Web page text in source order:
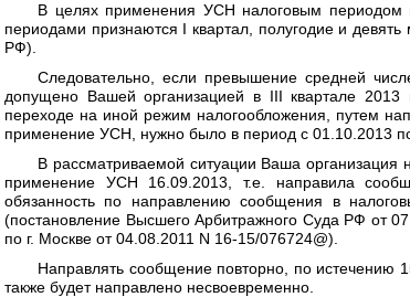
В целях применения УСН налоговым периодом
периодами признаются I квартал, полугодие и девять
РФ).
Следовательно, если превышение средней
допущено Вашей организацией в III квартале
переходе на иной режим налогообложения, путем
применение УСН, нужно было в период с 01.10.2013
В рассматриваемой ситуации Ваша организация
применение УСН 16.09.2013, т.е. направила
обязанность по направлению сообщения в
(постановление Высшего Арбитражного Суда РФ от
по г. Москве от 04.08.2011 N 16-15/076724@).
Направлять сообщение повторно, по истечению
также будет направлено несвоевременно.